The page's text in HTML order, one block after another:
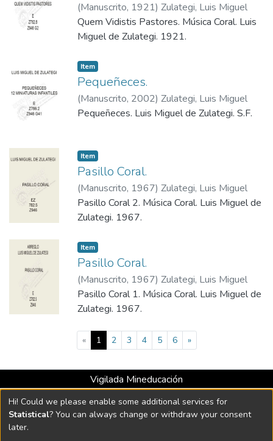
(Manuscrito, 1921) Zulategi, Luis Miguel
Quem Vidistis Pastores. Música Coral. Luis
Miguel de Zulategi. 1921.
Item
Pequeñeces.
(Manuscrito, 2002) Zulategi, Luis Miguel
Pequeñeces. Luis Miguel de Zulategi. S.F.
Item
Pasillo Coral.
(Manuscrito, 1967) Zulategi, Luis Miguel
Pasillo Coral 2. Música Coral. Luis Miguel de
Zulategi. 1967.
Item
Pasillo Coral.
(Manuscrito, 1967) Zulategi, Luis Miguel
Pasillo Coral 1. Música Coral. Luis Miguel de
Zulategi. 1967.
« 1(current)
2 3 4 5 6 »
Vigilada Mineducación
Universidad con Acreditación Institucional hasta 2026 -
Resolución MEN 2158 de 2018
Hi! Could we please enable some additional services for
Statistical? You can always change or withdraw your consent
later.